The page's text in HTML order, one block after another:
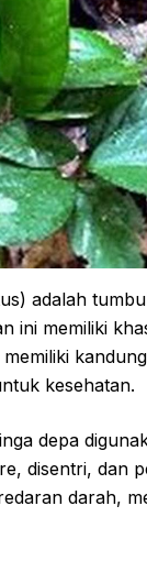
adalah
ini memiliki
kesehatan.
depa
disentri, dan
darah,